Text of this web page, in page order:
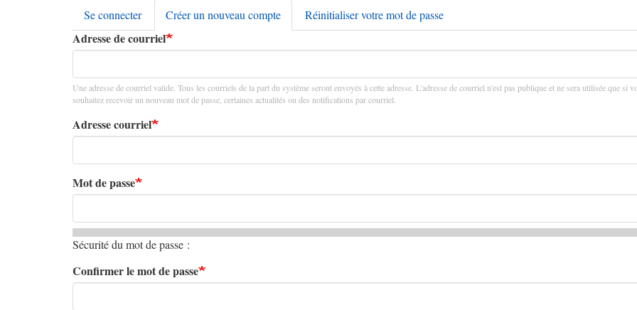
Onglets
principaux
Se connecter Créer un nouveau compte (onglet
actif)
Réinitialiser votre mot de passe
Adresse de courriel
Une adresse de courriel valide. Tous les courriels de la part du système seront envoyés à cette adresse. L'adresse de courriel n'est pas publique et ne sera utilisée que si
souhaitez recevoir un nouveau mot de passe, certaines actualités ou des notifications par courriel.
Adresse courriel
Mot de passe
Sécurité du mot de passe :
Confirmer le mot de passe